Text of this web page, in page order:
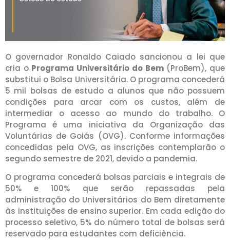
O governador Ronaldo Caiado sancionou a lei que
cria o Programa Universitário do Bem(ProBem), que
substitui o Bolsa Universitária. O programa concederá
5 mil bolsas de estudo a alunos que não possuem
condições para arcar com os custos, além de
intermediar o acesso ao mundo do trabalho. O
Programa é uma iniciativa da Organização das
Voluntárias de Goiás (OVG). Conforme informações
concedidas pela OVG, as inscrições contemplarão o
segundo semestre de 2021, devido a pandemia.
O programa concederá bolsas parciais e integrais de
50% e 100% que serão repassadas pela
administração do Universitários do Bem diretamente
às instituições de ensino superior. Em cada edição do
processo seletivo, 5% do número total de bolsas será
reservado para estudantes com deficiência.